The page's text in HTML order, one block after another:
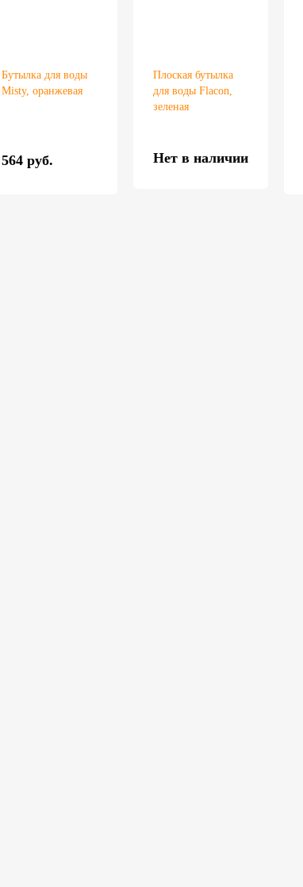
Бутылка для воды
Misty, оранжевая
564 руб.
Плоская бутылка
для воды Flacon,
зеленая
Нет в наличии